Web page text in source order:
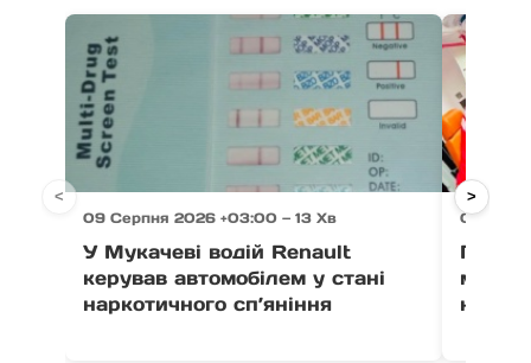
09 Серпня 2026 +03:00 — 13 Хв
У Мукачеві водій Renault
керував автомобілем у стані
наркотичного сп’яніння
09
мати
< >